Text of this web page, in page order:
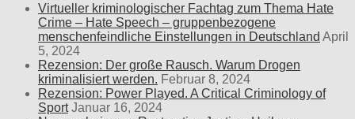
Virtueller kriminologischer Fachtag zum Thema Hate
Crime – Hate Speech – gruppenbezogene
menschenfeindliche Einstellungen in Deutschland April
5, 2024
Rezension: Der große Rausch. Warum Drogen
kriminalisiert werden. Februar 8, 2024
Rezension: Power Played. A Critical Criminology of
Sport Januar 16, 2024